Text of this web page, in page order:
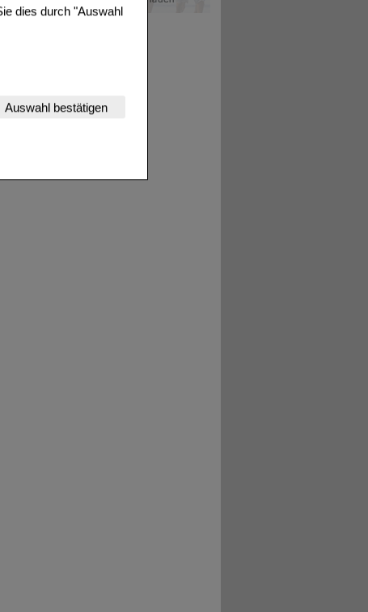
dies durch "Auswahl
Website
werden kann.
(z.B.
unserer Website aber
Daten hierfür
Auswahl bestätigen